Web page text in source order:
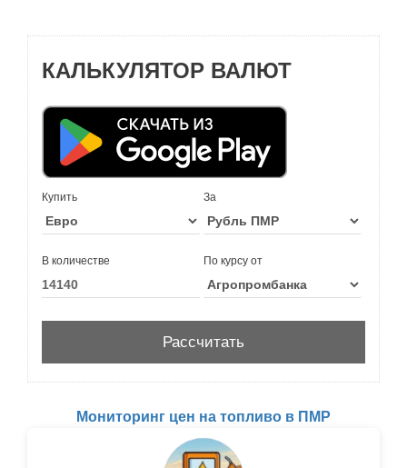
КАЛЬКУЛЯТОР ВАЛЮТ
Купить За
В количестве По курсу от
Мониторинг цен на топливо в ПМР